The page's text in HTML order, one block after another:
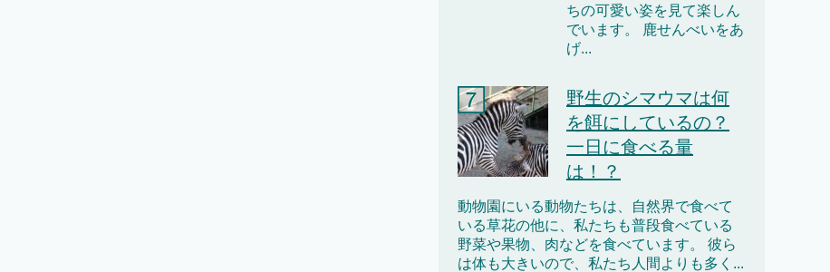
ちの可愛い姿を見て楽しん
でいます。 鹿せんべいをあ
げ...
野生のシマウマは何
を餌にしているの？
一日に食べる量
は！？
動物園にいる動物たちは、自然界で食べて
いる草花の他に、私たちも普段食べている
野菜や果物、肉などを食べています。 彼ら
は体も大きいので、私たち人間よりも多く...